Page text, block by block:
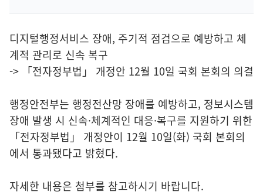
디지털행정서비스 장애, 주기적 점검으로 예방하고 체
계적 관리로 신속 복구
-> 「전자정부법」 개정안 12월 10일 국회 본회의 의결
행정안전부는 행정전산망 장애를 예방하고, 정보시스템
장애 발생 시 신속·체계적인 대응·복구를 지원하기 위한
「전자정부법」 개정안이 12월 10일(화) 국회 본회의
에서 통과됐다고 밝혔다.
자세한 내용은 첨부를 참고하시기 바랍니다.